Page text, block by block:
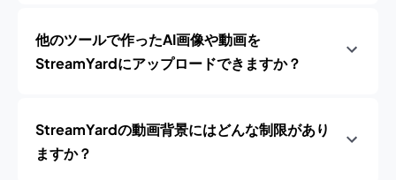
他のツールで作ったAI画像や動画を
StreamYardにアップロードできますか？
StreamYardの動画背景にはどんな制限があり
ますか？